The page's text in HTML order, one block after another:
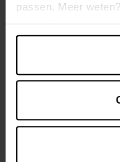
passen. Meer
meer informatie.
lavable à 30°C. Un
amoureux des chiens.